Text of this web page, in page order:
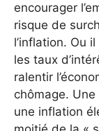
encourager
risque de
l’inflation. Ou
les taux
ralentir
chômage.
une inflation